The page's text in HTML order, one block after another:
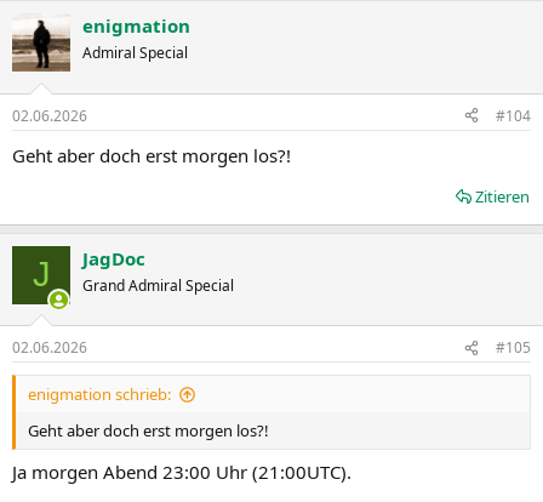
k
t
i
e
:
enigmation
Admiral Special
02.06.2026 #104
Geht aber doch erst morgen los?!
Zitieren
J JagDoc
Grand Admiral Special
02.06.2026 #105
enigmation schrieb:
Geht aber doch erst morgen los?!
Ja morgen Abend 23:00 Uhr (21:00UTC).